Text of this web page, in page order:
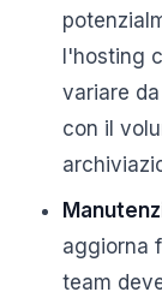
l'hosting
variare da
con il
aggiorna
team